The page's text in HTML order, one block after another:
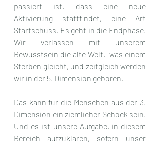
passiert ist, dass eine neue
Aktivierung stattfindet, eine Art
Startschuss. Es geht in die Endphase.
Wir verlassen mit unserem
Bewusstsein die alte Welt,  was einem
Sterben gleicht, und zeitgleich werden
wir in der 5. Dimension geboren.
Das kann für die Menschen aus der 3.
Dimension ein ziemlicher Schock sein.
Und es ist unsere Aufgabe, in diesem
Bereich aufzuklären, sofern unser